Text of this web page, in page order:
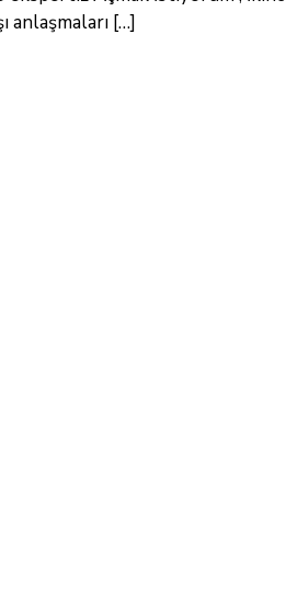
anlaşmaları […]